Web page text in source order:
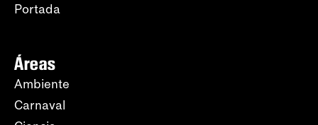
Portada
Áreas
Ambiente
Carnaval